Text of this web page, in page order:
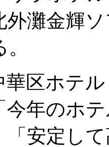
外灘金輝
華区ホテ
今年のホ
「安定し